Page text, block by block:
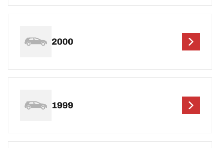
2000
1999